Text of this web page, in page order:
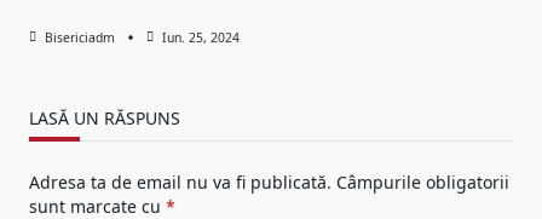
Bisericiadm Iun. 25, 2024
LASĂ UN RĂSPUNS
Adresa ta de email nu va fi publicată. Câmpurile obligatorii
sunt marcate cu *